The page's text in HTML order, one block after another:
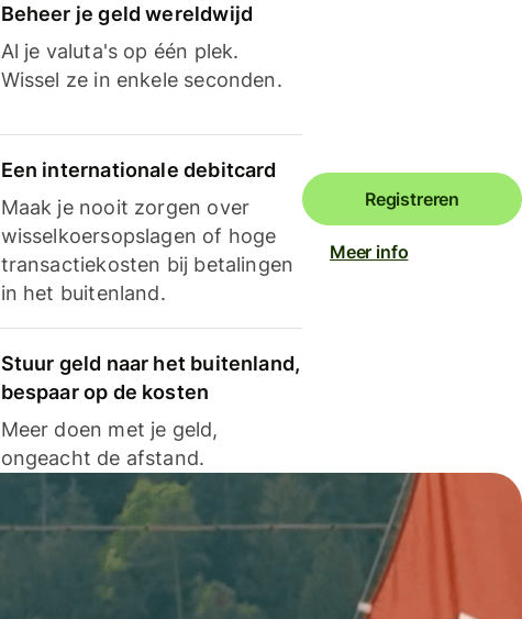
Beheer je geld wereldwijd
Al je valuta's op één plek.
Wissel ze in enkele seconden.
Een internationale debitcard
Maak je nooit zorgen over
wisselkoersopslagen of hoge
transactiekosten bij betalingen
in het buitenland.
Stuur geld naar het buitenland,
bespaar op de kosten
Meer doen met je geld,
ongeacht de afstand.
Registreren
Meer info